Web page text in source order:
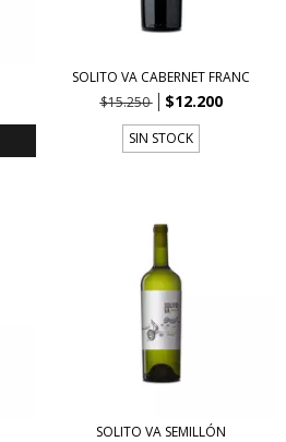
SOLITO VA CABERNET FRANC
$15.250
$12.200
SIN STOCK
SOLITO VA SEMILLÓN